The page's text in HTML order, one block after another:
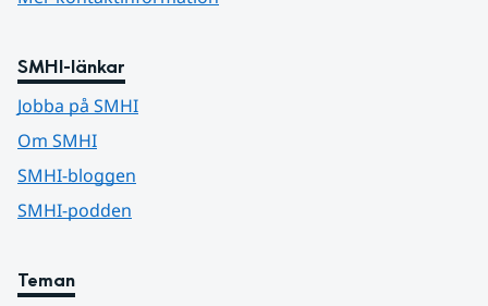
SMHI-länkar
Jobba på SMHI
Om SMHI
SMHI-bloggen
SMHI-podden
Teman